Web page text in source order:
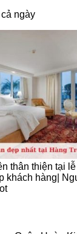
ngày
thân thiện tại
khách hàng|